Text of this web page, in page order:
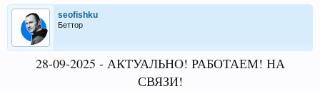
seofishku
Беттор
28-09-2025 - АКТУАЛЬНО! РАБОТАЕМ! НА
СВЯЗИ!